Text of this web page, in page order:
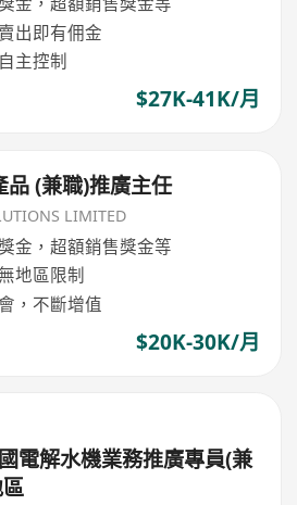
出即有佣金
主控制
$27K-41K/月
品 (兼職)推廣主任
LIMITED
金，超額銷售獎金等
地區限制
，不斷增值
$20K-30K/月
電解水機業務推廣專員(兼